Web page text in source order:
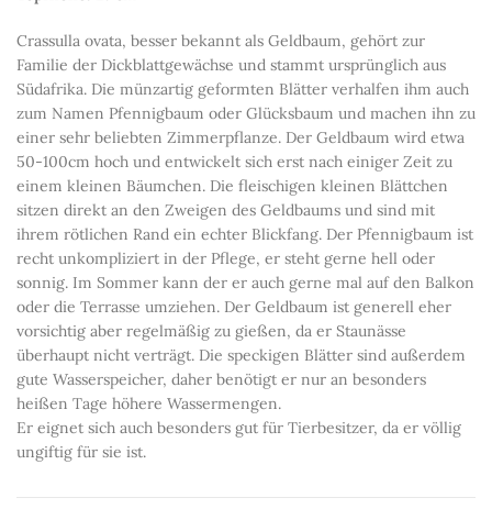
Crassulla ovata, besser bekannt als Geldbaum, gehört zur
Familie der Dickblattgewächse und stammt ursprünglich aus
Südafrika. Die münzartig geformten Blätter verhalfen ihm auch
zum Namen Pfennigbaum oder Glücksbaum und machen ihn zu
einer sehr beliebten Zimmerpflanze. Der Geldbaum wird etwa
50-100cm hoch und entwickelt sich erst nach einiger Zeit zu
einem kleinen Bäumchen. Die fleischigen kleinen Blättchen
sitzen direkt an den Zweigen des Geldbaums und sind mit
ihrem rötlichen Rand ein echter Blickfang. Der Pfennigbaum ist
recht unkompliziert in der Pflege, er steht gerne hell oder
sonnig. Im Sommer kann der er auch gerne mal auf den Balkon
oder die Terrasse umziehen. Der Geldbaum ist generell eher
vorsichtig aber regelmäßig zu gießen, da er Staunässe
überhaupt nicht verträgt. Die speckigen Blätter sind außerdem
gute Wasserspeicher, daher benötigt er nur an besonders
heißen Tage höhere Wassermengen.
Er eignet sich auch besonders gut für Tierbesitzer, da er völlig
ungiftig für sie ist.